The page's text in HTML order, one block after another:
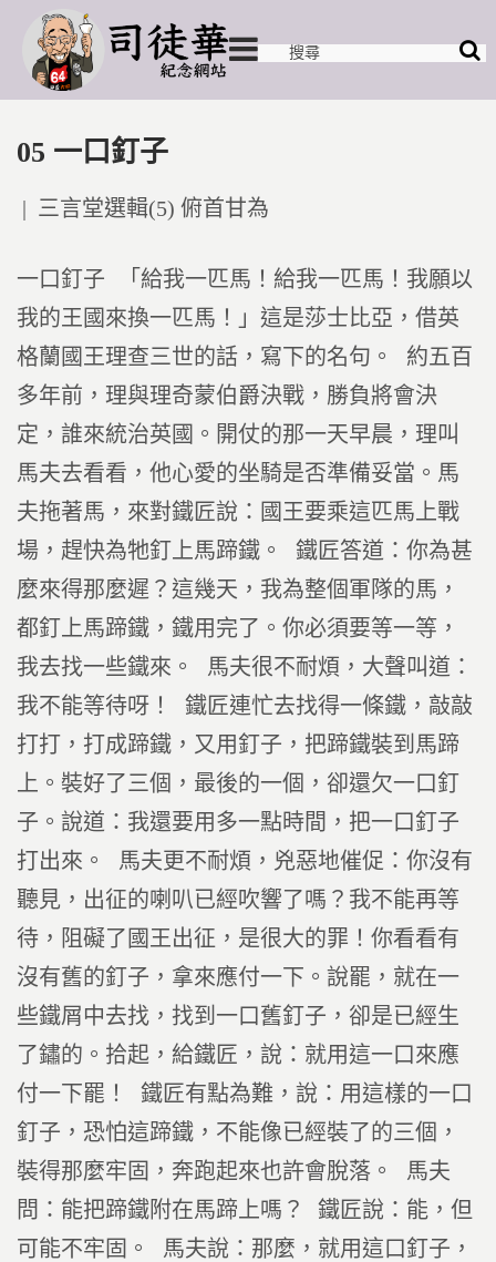
05 一口釘子
Posted
三言堂選輯(5) 俯首甘為
一口釘子 「給我一匹馬！給我一匹馬！我願以
我的王國來換一匹馬！」這是莎士比亞，借英
格蘭國王理查三世的話，寫下的名句。 約五百
多年前，理與理奇蒙伯爵決戰，勝負將會決
定，誰來統治英國。開仗的那一天早晨，理叫
馬夫去看看，他心愛的坐騎是否準備妥當。馬
夫拖著馬，來對鐵匠說：國王要乘這匹馬上戰
場，趕快為牠釘上馬蹄鐵。 鐵匠答道：你為甚
麼來得那麼遲？這幾天，我為整個軍隊的馬，
都釘上馬蹄鐵，鐵用完了。你必須要等一等，
我去找一些鐵來。 馬夫很不耐煩，大聲叫道：
我不能等待呀！ 鐵匠連忙去找得一條鐵，敲敲
打打，打成蹄鐵，又用釘子，把蹄鐵裝到馬蹄
上。裝好了三個，最後的一個，卻還欠一口釘
子。說道：我還要用多一點時間，把一口釘子
打出來。 馬夫更不耐煩，兇惡地催促：你沒有
聽見，出征的喇叭已經吹響了嗎？我不能再等
待，阻礙了國王出征，是很大的罪！你看看有
沒有舊的釘子，拿來應付一下。說罷，就在一
些鐵屑中去找，找到一口舊釘子，卻是已經生
了鏽的。拾起，給鐵匠，說：就用這一口來應
付一下罷！ 鐵匠有點為難，說：用這樣的一口
釘子，恐怕這蹄鐵，不能像已經裝了的三個，
裝得那麼牢固，奔跑起來也許會脫落。 馬夫
問：能把蹄鐵附在馬蹄上嗎？ 鐵匠說：能，但
可能不牢固。 馬夫說：那麼，就用這口釘子，